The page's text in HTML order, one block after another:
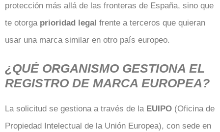
protección más allá de las fronteras de España, sino que
te otorga prioridad legal frente a terceros que quieran
usar una marca similar en otro país europeo.
¿QUÉ ORGANISMO GESTIONA EL
REGISTRO DE MARCA EUROPEA?
La solicitud se gestiona a través de la EUIPO (Oficina de
Propiedad Intelectual de la Unión Europea), con sede en